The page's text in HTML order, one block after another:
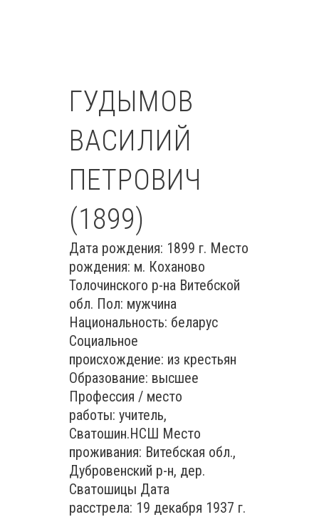
ГУДЫМОВ
ВАСИЛИЙ
ПЕТРОВИЧ
(1899)
Дата рождения: 1899 г. Место
рождения: м. Коханово
Толочинского р-на Витебской
обл. Пол: мужчина
Национальность: беларус
Социальное
происхождение: из крестьян
Образование: высшее
Профессия / место
работы: учитель,
Сватошин.НСШ Место
проживания: Витебская обл.,
Дубровенский р-н, дер.
Сватошицы Дата
расстрела: 19 декабря 1937 г.